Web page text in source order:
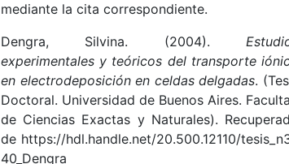
mediante la cita correspondiente.
Dengra, Silvina. (2004).
experimentales y teóricos del transporte
en electrodeposición en celdas delgadas.
Doctoral. Universidad de Buenos Aires.
de Ciencias Exactas y Naturales).
de https://hdl.handle.net/20.500.12110/
40_Dengra